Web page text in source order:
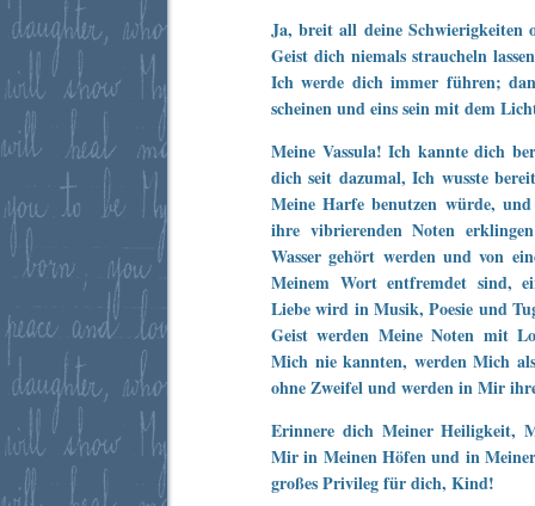
Ja, breit all deine Schwierigkeiten
Geist dich niemals straucheln
Ich werde dich immer führen;
scheinen und eins sein mit dem
Meine Vassula! Ich kannte dich
dich seit dazumal, Ich wusste
Meine Harfe benutzen würde,
ihre vibrierenden Noten
Wasser gehört werden und von
Meinem Wort entfremdet sind,
Liebe wird in Musik, Poesie und
Geist werden Meine Noten mit
Mich nie kannten, werden Mich
ohne Zweifel und werden in Mir
Erinnere dich Meiner Heiligkeit,
Mir in Meinen Höfen und in
großes Privileg für dich, Kind!